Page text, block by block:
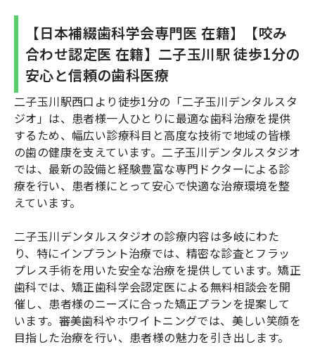
【日本補綴歯科学会専門医 在籍】【咬み
合わせ認定医 在籍】二子玉川駅 徒歩1分の
安心と信頼の歯科医療
二子玉川駅西口より徒歩1分の「二子玉川デンタルスタ
ジオ」は、患者様一人ひとりに最適な歯科治療を提供
するため、幅広い診療科目と高度な技術で地域の皆様
の歯の健康を支えています。二子玉川デンタルスタジオ
では、最新の設備と経験豊富な専門ドクターによる診
療を行い、患者様にとって安心で快適な治療環境を整
えています。
二子玉川デンタルスタジオの診療内容は多岐にわた
り、特にインプラント治療では、精密な診査とフラッ
プレス手術を用いた安全な治療を提供しています。矯正
歯科では、矯正歯科学会認定医による無料相談会を開
催し、患者様のニーズに合った矯正プランを提案して
います。審美歯科やホワイトニングでは、美しい笑顔を
目指した治療を行い、患者様の魅力を引き出します。